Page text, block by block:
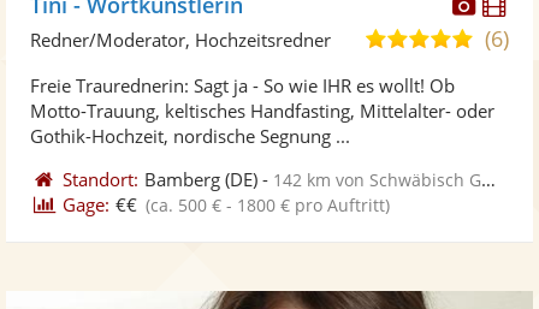
5,0
5
(6)
Redner/Moderator, Hochzeitsredner
Freie Traurednerin: Sagt ja - So wie IHR es wollt! Ob
Motto-Trauung, keltisches Handfasting, Mittelalter- oder
Gothik-Hochzeit, nordische Segnung ...
Standort: Bamberg (DE) - 142 km von Schwäbisch Gmünd
Gage: €€ (ca. 500 € - 1800 € pro Auftritt)